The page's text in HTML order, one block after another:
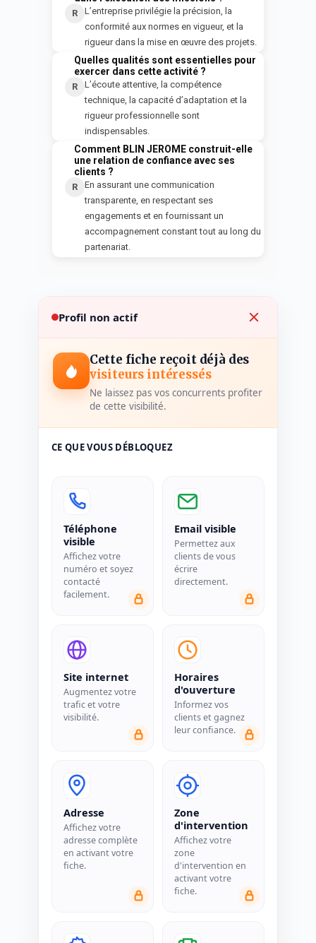
R
L’entreprise privilégie la précision, la
conformité aux normes en vigueur, et la
rigueur dans la mise en œuvre des projets.
Quelles qualités sont essentielles pour
exercer dans cette activité ?
R
L’écoute attentive, la compétence
technique, la capacité d’adaptation et la
rigueur professionnelle sont
indispensables.
Comment BLIN JEROME construit-elle
une relation de confiance avec ses
clients ?
R
En assurant une communication
transparente, en respectant ses
engagements et en fournissant un
accompagnement constant tout au long du
partenariat.
Profil non actif
Cette fiche reçoit déjà des
visiteurs intéressés
Ne laissez pas vos concurrents profiter
de cette visibilité.
CE QUE VOUS DÉBLOQUEZ
Téléphone
visible
Affichez votre
numéro et soyez
contacté
facilement.
Email visible
Permettez aux
clients de vous
écrire
directement.
Site internet
Augmentez votre
trafic et votre
visibilité.
Horaires
d'ouverture
Informez vos
clients et gagnez
leur confiance.
Adresse
Affichez votre
adresse complète
en activant votre
fiche.
Zone
d'intervention
Affichez votre
zone
d'intervention en
activant votre
fiche.